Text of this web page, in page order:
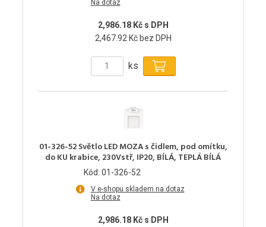
Na dotaz
2,986.18 Kč s DPH
2,467.92 Kč bez DPH
ks
01-326-52 Světlo LED MOZA s čidlem, pod omítku,
do KU krabice, 230Vstř, IP20, BÍLÁ, TEPLÁ BÍLÁ
Kód: 01-326-52
V e-shopu skladem na dotaz
Na dotaz
2,986.18 Kč s DPH